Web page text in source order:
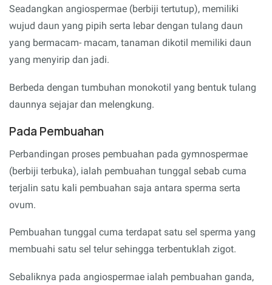
Seadangkan angiospermae (berbiji tertutup), memiliki
wujud daun yang pipih serta lebar dengan tulang daun
yang bermacam- macam, tanaman dikotil memiliki daun
yang menyirip dan jadi.
Berbeda dengan tumbuhan monokotil yang bentuk tulang
daunnya sejajar dan melengkung.
Pada Pembuahan
Perbandingan proses pembuahan pada gymnospermae
(berbiji terbuka), ialah pembuahan tunggal sebab cuma
terjalin satu kali pembuahan saja antara sperma serta
ovum.
Pembuahan tunggal cuma terdapat satu sel sperma yang
membuahi satu sel telur sehingga terbentuklah zigot.
Sebaliknya pada angiospermae ialah pembuahan ganda,